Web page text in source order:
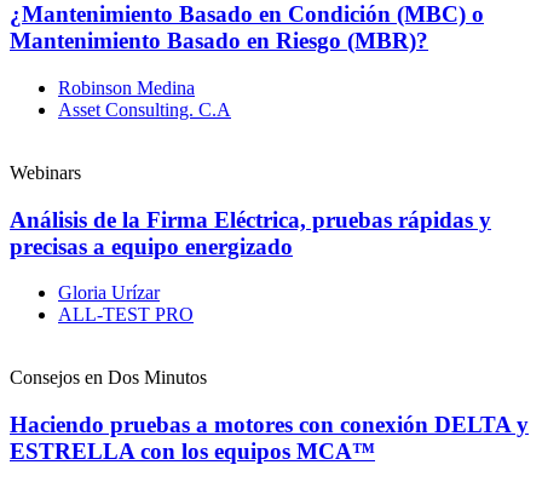
¿Mantenimiento Basado en Condición (MBC) o
Mantenimiento Basado en Riesgo (MBR)?
Robinson Medina
Asset Consulting. C.A
Webinars
Análisis de la Firma Eléctrica, pruebas rápidas y
precisas a equipo energizado
Gloria Urízar
ALL-TEST PRO
Consejos en Dos Minutos
Haciendo pruebas a motores con conexión DELTA y
ESTRELLA con los equipos MCA™